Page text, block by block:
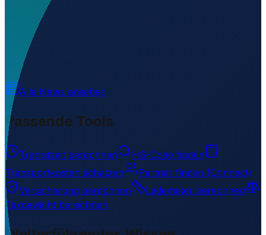
Wo liegt Epilas Helipad?
Wird geladen...
Alle News ansehen
Passende Tools
Transitzeit berechnen
HS-Code finden
Transportkosten schätzen
Partner finden (Connect)
Versicherung berechnen
Lademeter berechnen
Taxgewicht berechnen